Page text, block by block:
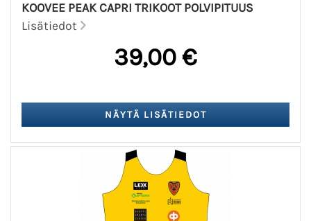
KOOVEE PEAK CAPRI TRIKOOT POLVIPITUUS
Lisätiedot
39,00 €